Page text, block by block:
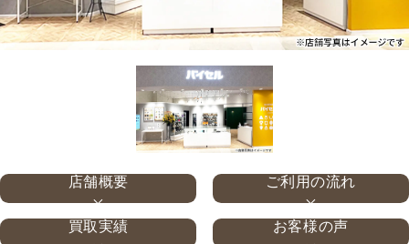
店舗概要 ご利用の流れ
買取実績 お客様の声